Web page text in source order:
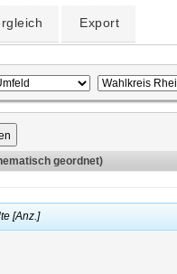
Export
geordnet)
[Anz.]